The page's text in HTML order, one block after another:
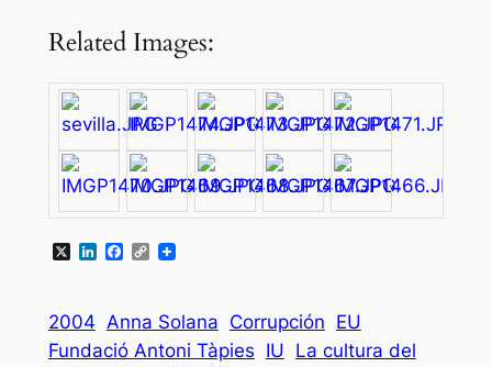
Related Images:
X LinkedIn
Facebook
Copy
2004 Anna Solana Corrupción EU
Fundació Antoni Tàpies IU La cultura del